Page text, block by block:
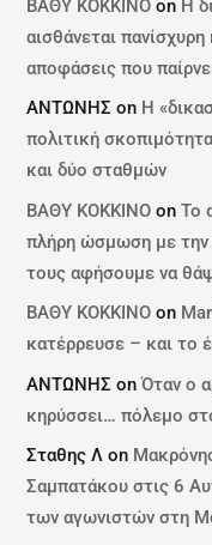
ΒΑΘΥ ΚΟΚΚΙΝΟ on Η
αισθάνεται πανίσχυρη
αποφάσεις που
ΑΝΤΩΝΗΣ on Η
πολιτική
και δύο σταθμών
ΒΑΘΥ ΚΟΚΚΙΝΟ onΤο
πλήρη ώσμωση με την
τους αφήσουμε να
ΒΑΘΥ ΚΟΚΚΙΝΟ on
κατέρρευσε – και το
ΑΝΤΩΝΗΣ onΌταν ο
κηρύσσει… πόλεμο
Σταθης Λ on
Σαμπατάκου στις 6
των αγωνιστών στη